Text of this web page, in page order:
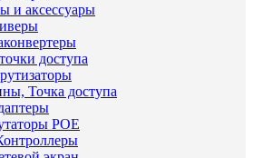
и аксессуары
доступа
Точка доступа
POE